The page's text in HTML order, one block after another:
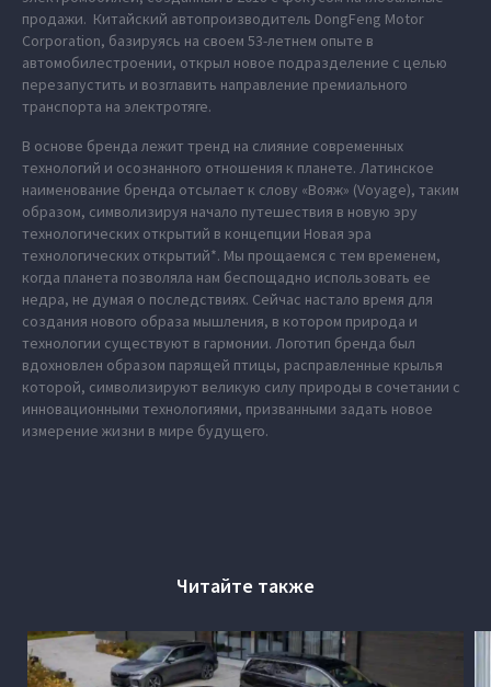
продажи. Китайский автопроизводитель DongFeng Motor
Corporation, базируясь на своем 53-летнем опыте в
автомобилестроении, открыл новое подразделение с целью
перезапустить и возглавить направление премиального
транспорта на электротяге.
В основе бренда лежит тренд на слияние современных
технологий и осознанного отношения к планете. Латинское
наименование бренда отсылает к слову «Вояж» (Voyage), таким
образом, символизируя начало путешествия в новую эру
технологических открытий в концепции Новая эра
технологических открытий*. Мы прощаемся с тем временем,
когда планета позволяла нам беспощадно использовать ее
недра, не думая о последствиях. Сейчас настало время для
создания нового образа мышления, в котором природа и
технологии существуют в гармонии. Логотип бренда был
вдохновлен образом парящей птицы, расправленные крылья
которой, символизируют великую силу природы в сочетании с
инновационными технологиями, призванными задать новое
измерение жизни в мире будущего.
Читайте также